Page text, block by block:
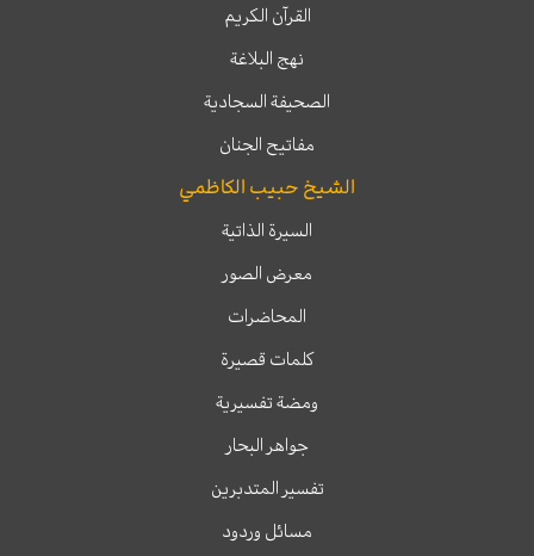
القرآن الكريم
نهج البلاغة
الصحيفة السجادية
مفاتيح الجنان
الشيخ حبيب الكاظمي
السيرة الذاتية
معرض الصور
المحاضرات
كلمات قصيرة
ومضة تفسيرية
جواهر البحار
تفسير المتدبرين
مسائل وردود